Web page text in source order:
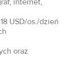
internet,
USD/os./dzień
oraz